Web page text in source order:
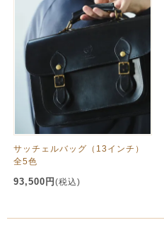
サッチェルバッグ（13インチ）
全5色
93,500円(税込)